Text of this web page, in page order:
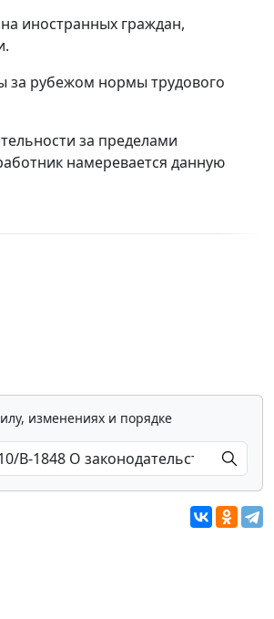
иностранных граждан,
за рубежом нормы трудового
за пределами
намеревается данную
изменениях и порядке